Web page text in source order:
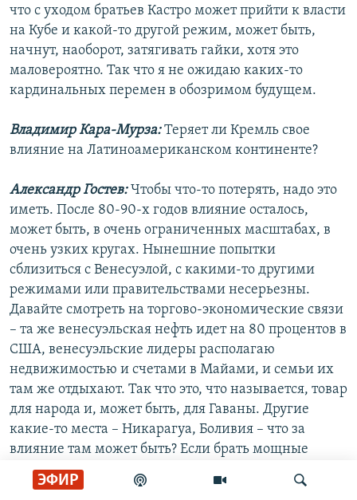
ЭФИР
что с уходом братьев Кастро может прийти к власти
на Кубе и какой-то другой режим, может быть,
начнут, наоборот, затягивать гайки, хотя это
маловероятно. Так что я не ожидаю каких-то
кардинальных перемен в обозримом будущем.
Владимир Кара-Мурза:Теряет ли Кремль свое
влияние на Латиноамериканском континенте?
Александр Гостев:Чтобы что-то потерять, надо это
иметь. После 80-90-х годов влияние осталось,
может быть, в очень ограниченных масштабах, в
очень узких кругах. Нынешние попытки
сблизиться с Венесуэлой, с какими-то другими
режимами или правительствами несерьезны.
Давайте смотреть на торгово-экономические связи
– та же венесуэльская нефть идет на 80 процентов в
США, венесуэльские лидеры располагаю
недвижимостью и счетами в Майами, и семьи их
там же отдыхают. Так что это, что называется, товар
для народа и, может быть, для Гаваны. Другие
какие-то места – Никарагуа, Боливия – что за
влияние там может быть? Если брать мощные
страны, такие как Мексика, ближайший партнер
США, – она будет им по массе причин,